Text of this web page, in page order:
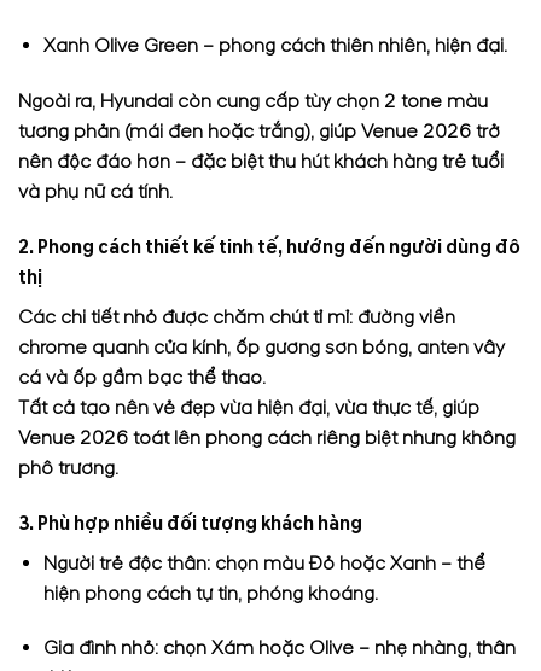
Xanh Olive Green – phong cách thiên nhiên, hiện đại.
Ngoài ra, Hyundai còn cung cấp tùy chọn 2 tone màu
tương phản (mái đen hoặc trắng), giúp Venue 2026 trở
nên độc đáo hơn – đặc biệt thu hút khách hàng trẻ tuổi
và phụ nữ cá tính.
2. Phong cách thiết kế tinh tế, hướng đến người dùng đô
thị
Các chi tiết nhỏ được chăm chút tỉ mỉ: đường viền
chrome quanh cửa kính, ốp gương sơn bóng, anten vây
cá và ốp gầm bạc thể thao.
Tất cả tạo nên vẻ đẹp vừa hiện đại, vừa thực tế, giúp
Venue 2026 toát lên phong cách riêng biệt nhưng không
phô trương.
3. Phù hợp nhiều đối tượng khách hàng
Người trẻ độc thân: chọn màu Đỏ hoặc Xanh – thể
hiện phong cách tự tin, phóng khoáng.
Gia đình nhỏ: chọn Xám hoặc Olive – nhẹ nhàng, thân